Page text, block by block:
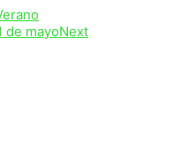
de mayoNext